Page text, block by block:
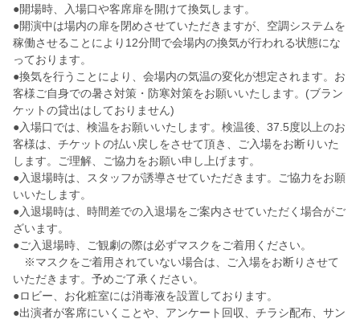
●開場時、入場口や客席扉を開けて換気します。
●開演中は場内の扉を閉めさせていただきますが、空調システムを
稼働させることにより12分間で会場内の換気が行われる状態にな
っております。
●換気を行うことにより、会場内の気温の変化が想定されます。お
客様ご自身での暑さ対策・防寒対策をお願いいたします。(ブラン
ケットの貸出はしておりません)
●入場口では、検温をお願いいたします。検温後、37.5度以上のお
客様は、チケットの払い戻しをさせて頂き、ご入場をお断りいた
します。ご理解、ご協力をお願い申し上げます。
●入退場時は、スタッフが誘導させていただきます。ご協力をお願
いいたします。
●入退場時は、時間差での入退場をご案内させていただく場合がご
ざいます。
●ご入退場時、ご観劇の際は必ずマスクをご着用ください。
※マスクをご着用されていない場合は、ご入場をお断りさせて
いただきます。予めご了承ください。
●ロビー、お化粧室には消毒液を設置しております。
●出演者が客席にいくことや、アンケート回収、チラシ配布、サン